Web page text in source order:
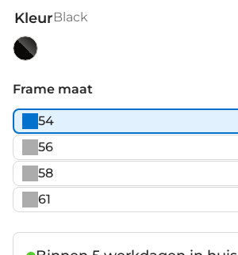
KleurBlack
Frame maat
54
56
58
61